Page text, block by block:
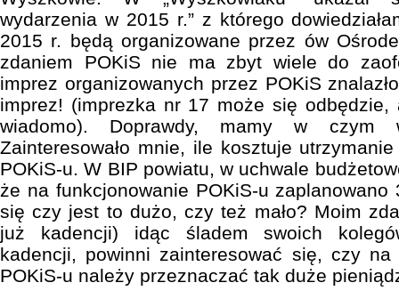
wydarzenia w 2015 r.” z którego
2015 r. będą organizowane przez ów
zdaniem POKiS nie ma zbyt wiele do
imprez organizowanych przez POKiS
imprez! (imprezka nr 17 może się
wiadomo). Doprawdy, mamy w czym
Zainteresowało mnie, ile kosztuje
POKiS-u. W BIP powiatu, w uchwale
że na funkcjonowanie POKiS-u zaplanowano
się czy jest to dużo, czy też mało? Moim
już kadencji) idąc śladem swoich
kadencji, powinni zainteresować się, czy na
POKiS-u należy przeznaczać tak duże